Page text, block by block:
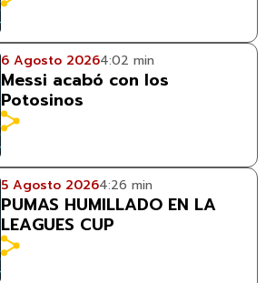
6 Agosto 20264:02 min
Messi acabó con los
Potosinos
5 Agosto 20264:26 min
PUMAS HUMILLADO EN LA
LEAGUES CUP